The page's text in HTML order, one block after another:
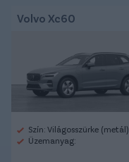
Volvo Xc60
Szín: Világosszürke (metál)
Üzemanyag: